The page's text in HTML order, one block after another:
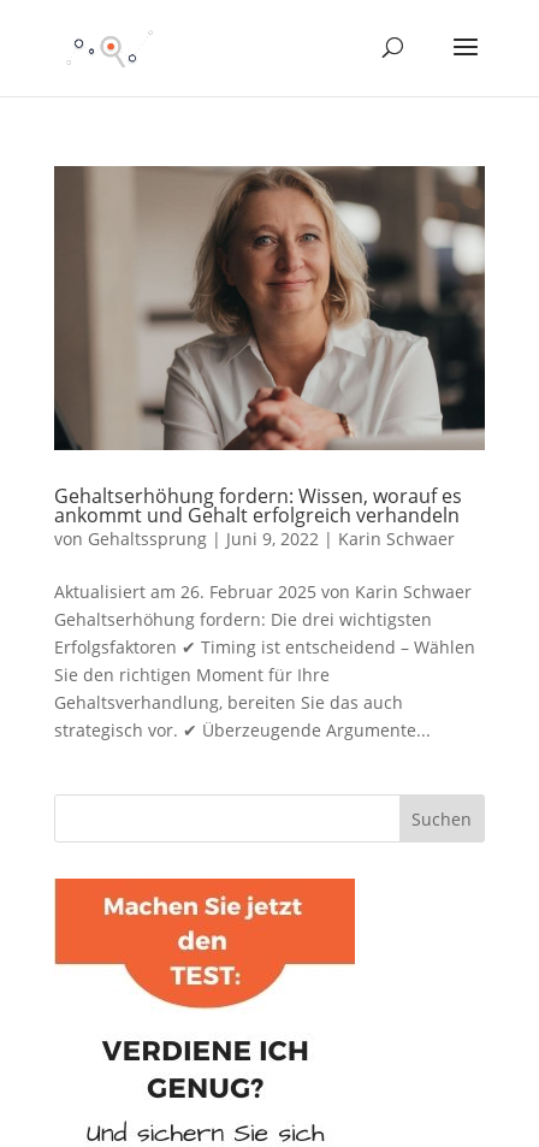
Gehaltserhöhung fordern: Wissen, worauf es
ankommt und Gehalt erfolgreich verhandeln
von Gehaltssprung| Juni 9, 2022| Karin Schwaer
Aktualisiert am 26. Februar 2025 von Karin Schwaer
Gehaltserhöhung fordern: Die drei wichtigsten
Erfolgsfaktoren ✔ Timing ist entscheidend – Wählen
Sie den richtigen Moment für Ihre
Gehaltsverhandlung, bereiten Sie das auch
strategisch vor. ✔ Überzeugende Argumente...